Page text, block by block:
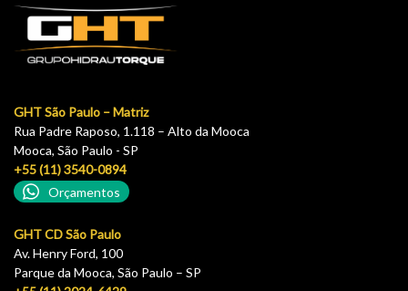
GHT São Paulo – Matriz
Rua Padre Raposo, 1.118 – Alto da Mooca
Mooca, São Paulo - SP
+55 (11) 3540-0894
Orçamentos
GHT CD São Paulo
Av. Henry Ford, 100
Parque da Mooca, São Paulo – SP